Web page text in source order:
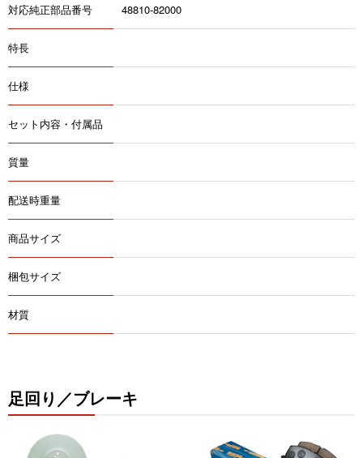
対応純正部品番号 48810-82000
特長
仕様
セット内容・付属品
質量
配送時重量
商品サイズ
梱包サイズ
材質
足回り／ブレーキ